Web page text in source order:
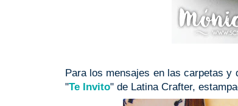
Para los mensajes en las carpetas
"Te Invito" de Latina Crafter,